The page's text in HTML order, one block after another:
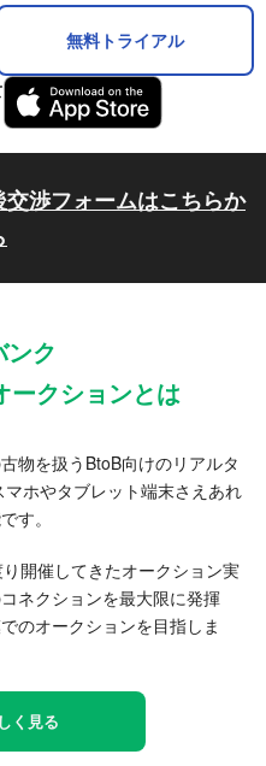
無料トライアル
渉フォームはこちらか
ンク
ークションとは
物を扱うBtoB向けのリアルタ
ホやタブレット端末さえあれ
す。
開催してきたオークション実
ネクションを最大限に発揮
のオークションを目指しま
く見る